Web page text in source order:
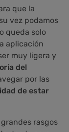
que la
vez podamos
queda solo
aplicación
muy ligera y
del
por las
de estar
rasgos